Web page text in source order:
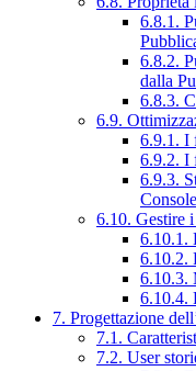
6.8.1.
6.8.2.
dalla
6.8.3.
6.9.
6.9.1. I
6.9.2. I
6.9.3.
Console
6.10. Gestire
6.10.1.
6.10.2.
6.10.3.
6.10.4.
7. Progettazione
7.1.
7.2. User